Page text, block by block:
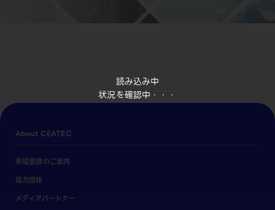
読み込み中
状況を確認中・・・
About CEATEC
来場登録のご案内
協力団体
メディアパートナー